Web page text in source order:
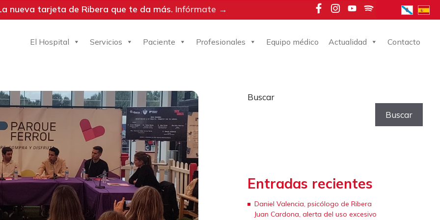
nueva tarjeta de Ribera que te da más. Infórmate →
El Hospital Servicios Paciente Profesionales Equipo médico Actualidad Contacto
Buscar
Buscar
Entradas recientes
Daniel Valencia, psicólogo de Ribera
Juan Cardona, alerta del uso excesivo